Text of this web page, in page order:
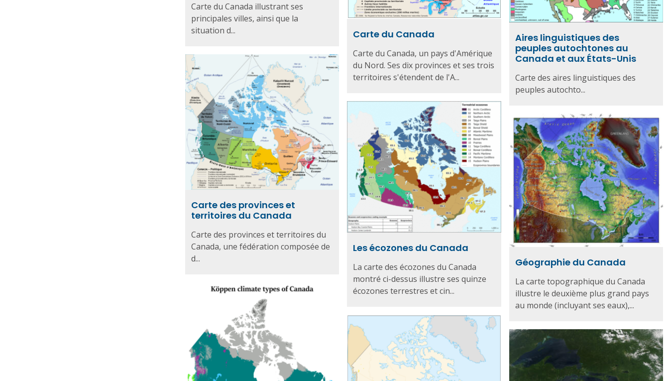
Carte du Canada illustrant ses
principales villes, ainsi que la
situation d...
Carte du Canada
Carte du Canada, un pays d'Amérique
du Nord. Ses dix provinces et ses trois
territoires s'étendent de l'A...
Aires linguistiques des
peuples autochtones au
Canada et aux États-Unis
Carte des aires linguistiques des
peuples autochto...
Carte des provinces et
territoires du Canada
Carte des provinces et territoires du
Canada, une fédération composée de
d...
Les écozones du Canada
La carte des écozones du Canada
montré ci-dessus illustre ses quinze
écozones terrestres et cin...
Géographie du Canada
La carte topographique du Canada
illustre le deuxième plus grand pays
au monde (incluyant ses eaux),...